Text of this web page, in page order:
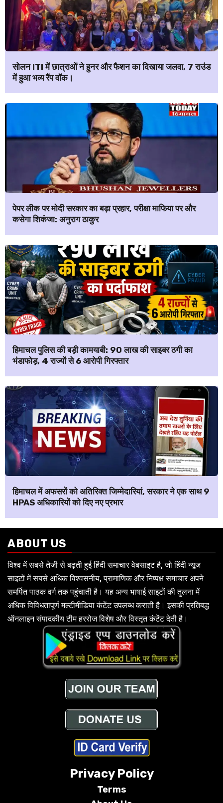
सोलन ITI में छात्राओं ने हुनर और फैशन का दिखाया जलवा, 7 राउंड
में हुआ भव्य रैंप वॉक।
पेपर लीक पर मोदी सरकार का बड़ा प्रहार, परीक्षा माफिया पर और
कसेगा शिकंजा: अनुराग ठाकुर
हिमाचल पुलिस की बड़ी कामयाबी: ₹90 लाख की साइबर ठगी का
भंडाफोड़, 4 राज्यों से 6 आरोपी गिरफ्तार
हिमाचल में अफसरों को अतिरिक्त जिम्मेदारियां, सरकार ने एक साथ 9
HPAS अधिकारियों को दिए नए प्रभार
ABOUT US
विश्व में सबसे तेजी से बढ़ती हुई हिंदी समाचार वेबसाइट है, जो हिंदी न्यूज
साइटों में सबसे अधिक विश्वसनीय, प्रामाणिक और निष्पक्ष समाचार अपने
समर्पित पाठक वर्ग तक पहुंचाती है। यह अन्य भाषाई साइटों की तुलना में
अधिक विविधतापूर्ण मल्टीमीडिया कंटेंट उपलब्ध कराती है। इसकी प्रतिबद्ध
ऑनलाइन संपादकीय टीम हररोज विशेष और विस्तृत कंटेंट देती है।
Privacy Policy
Terms